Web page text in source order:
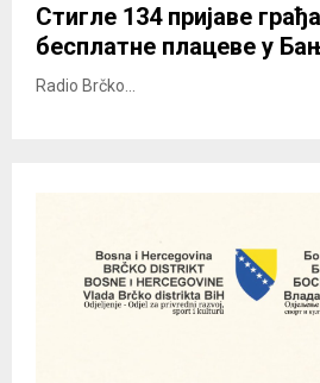
Стигле 134 пријаве
бесплатне плацеве у
Radio Brčko...